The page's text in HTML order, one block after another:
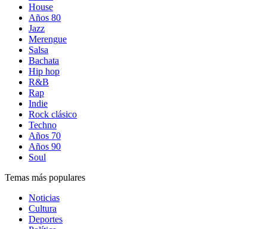
House
Años 80
Jazz
Merengue
Salsa
Bachata
Hip hop
R&B
Rap
Indie
Rock clásico
Techno
Años 70
Años 90
Soul
Temas más populares
Noticias
Cultura
Deportes